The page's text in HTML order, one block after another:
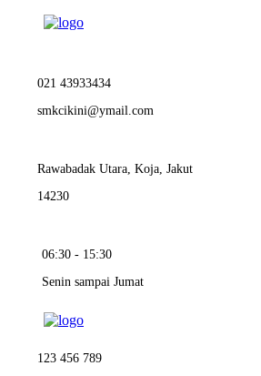
021 43933434
smkcikini@ymail.com
Rawabadak Utara, Koja, Jakut
14230
06:30 - 15:30
Senin sampai Jumat
123 456 789